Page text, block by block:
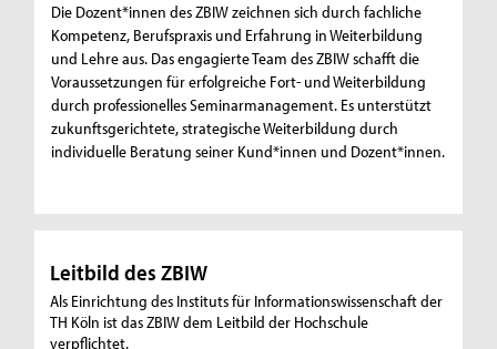
Die Dozent*innen des ZBIW zeichnen sich durch fachliche
Kompetenz, Berufspraxis und Erfahrung in Weiterbildung
und Lehre aus. Das engagierte Team des ZBIW schafft die
Voraussetzungen für erfolgreiche Fort- und Weiterbildung
durch professionelles Seminarmanagement. Es unterstützt
zukunftsgerichtete, strategische Weiterbildung durch
individuelle Beratung seiner Kund*innen und Dozent*innen.
Leitbild des ZBIW
Als Einrichtung des Instituts für Informationswissenschaft der
TH Köln ist das ZBIW dem Leitbild der Hochschule
verpflichtet.